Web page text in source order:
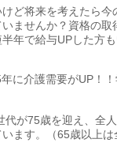
ど将来を考えたら今
ませんか？資格の取
年で給与UPした方も
年に介護需要がUP！
代が75歳を迎え、全
ます。（65歳以上は